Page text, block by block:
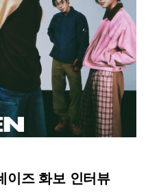
이즈 화보 인터뷰